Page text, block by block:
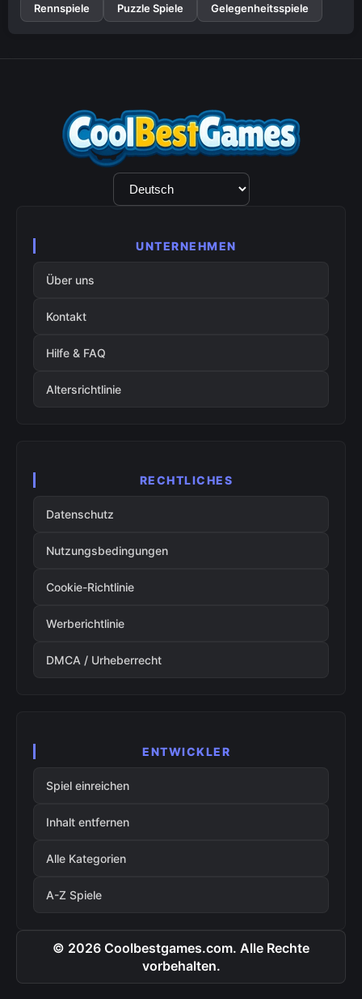
Rennspiele Puzzle Spiele Gelegenheitsspiele
Sprachauswahl
UNTERNEHMEN
Über uns
Kontakt
Hilfe & FAQ
Altersrichtlinie
RECHTLICHES
Datenschutz
Nutzungsbedingungen
Cookie-Richtlinie
Werberichtlinie
DMCA / Urheberrecht
ENTWICKLER
Spiel einreichen
Inhalt entfernen
Alle Kategorien
A-Z Spiele
© 2026 Coolbestgames.com. Alle Rechte
vorbehalten.